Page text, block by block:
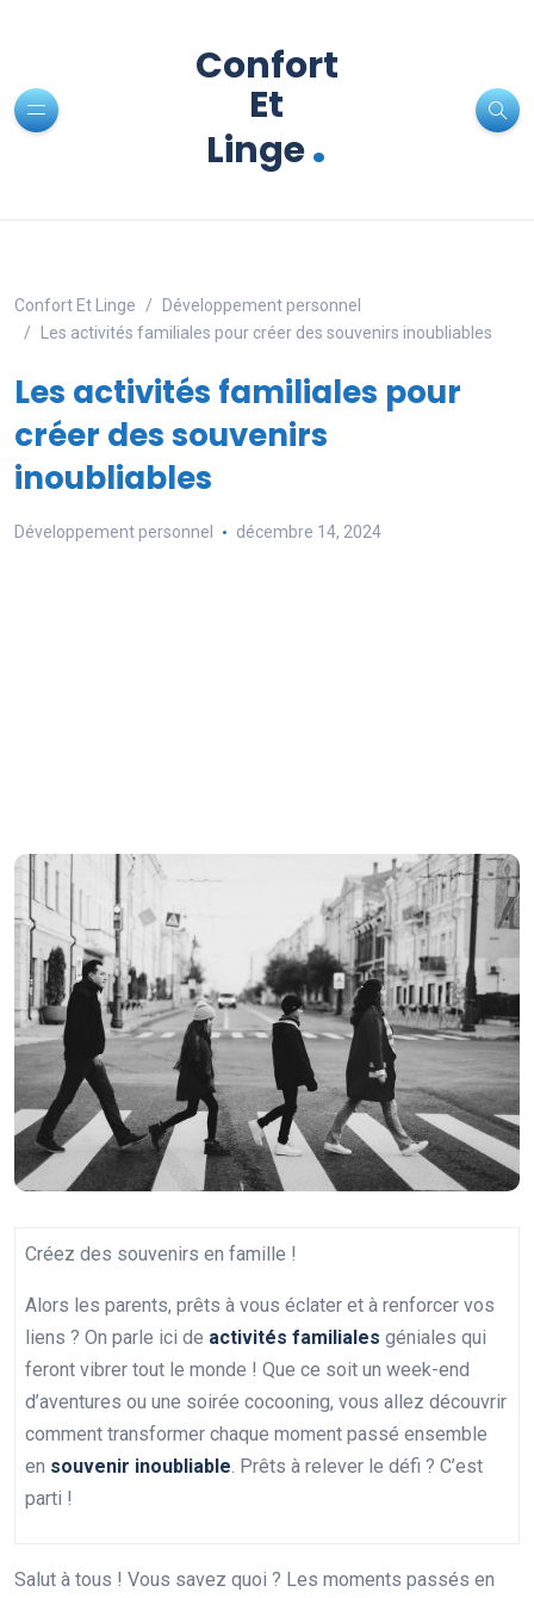
Confort
Et
Linge.
Confort Et Linge
Développement personnel
Les activités familiales pour créer des souvenirs inoubliables
Les activités familiales pour
créer des souvenirs
inoubliables
Développement personnel décembre 14, 2024
Créez des souvenirs en famille !
Alors les parents, prêts à vous éclater et à renforcer vos
liens ? On parle ici de activités familiales géniales qui
feront vibrer tout le monde ! Que ce soit un week-end
d’aventures ou une soirée cocooning, vous allez découvrir
comment transformer chaque moment passé ensemble
en souvenir inoubliable. Prêts à relever le défi ? C’est
parti !
Salut à tous ! Vous savez quoi ? Les moments passés en